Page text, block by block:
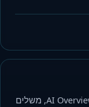
הופעה בתשובות של ChatGPT, Gemini ו-AI Overviews, משלים